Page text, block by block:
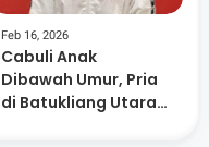
Feb 16, 2026
Cabuli Anak
Dibawah Umur, Pria
di Batukliang Utara